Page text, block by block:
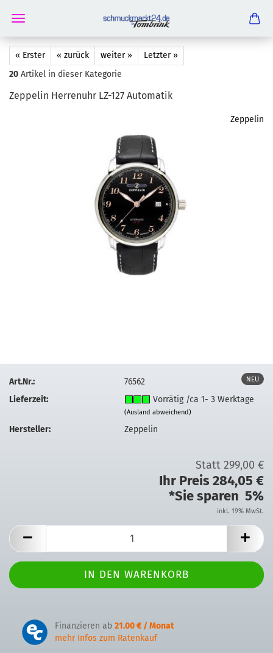
« Erster « zurück weiter »
Letzter »
20 Artikel in dieser Kategorie
Zep­pe­lin Her­ren­uhr LZ-​127 Au­to­ma­tik
Zeppelin
NEU
Art.Nr.:
76562
Lieferzeit:
Vorrätig /ca 1- 3 Werktage
(Ausland abweichend)
Hersteller: Zeppelin
Statt 299,00 €
Ihr Preis 284,05 €
*Sie sparen 5%
inkl. 19% MwSt.
Finanzieren ab 21.00 € / Monat
mehr Infos zum Ratenkauf